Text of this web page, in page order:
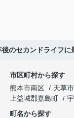
後のセカンドライフ
市区町村から探す
熊本市南区
天草市
上益城郡嘉島町
町名から探す